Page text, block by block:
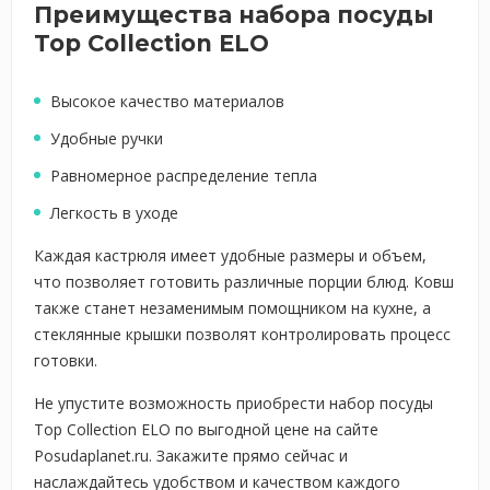
Преимущества набора посуды
Top Collection ELO
Высокое качество материалов
Удобные ручки
Равномерное распределение тепла
Легкость в уходе
Каждая кастрюля имеет удобные размеры и объем,
что позволяет готовить различные порции блюд. Ковш
также станет незаменимым помощником на кухне, а
стеклянные крышки позволят контролировать процесс
готовки.
Не упустите возможность приобрести набор посуды
Top Collection ELO по выгодной цене на сайте
Posudaplanet.ru. Закажите прямо сейчас и
наслаждайтесь удобством и качеством каждого